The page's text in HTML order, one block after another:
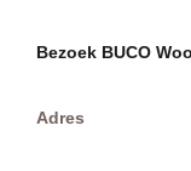
Bezoek BUCO
Adres